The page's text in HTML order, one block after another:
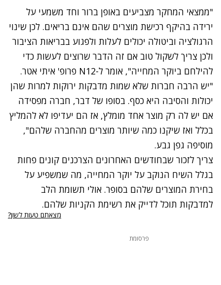
"ממצאי המחקר מצביעים באופן ברור וחד משמעי על
ירידה בהיקף רכישת מוצרים שהם אינם בריאים. לכן שינוי
הרגולציה וביטולה יכולים לעלות ולפגוע בבריאות הציבור
ולכן צריך לשקול טוב אם זה הדבר שרוצים לעשות כדי
להילחם ביוקר המחייה", אומר ל-N12 פרופ' איתי אטר.
"יש הרבה חברות שלא שמות מדבקות ירוקות למרות שהן
יכולות והסיבה היא כסף. בסופו של דבר, חברה מפסידה
אם יש לה רק מוצר אחד מומלץ, אז הם יעדיפו לא להמליץ
בכלל ואז שיקנו כמה שיותר מוצרים מהחברה שלהם",
מוסיפה גפן גבע.
צריך לזכור שבחודשים האחרונים הצרכנים קונים פחות
בגלל השיח הנוקב על יוקר המחייה, מה שמשפיע על
בחירת המוצרים שלהם בסופר. אולי תשומת הלב
למדבקות תוכל לדייק את רשימת הקניות שלהם.
מצאתם טעות לשון?
פרסומת